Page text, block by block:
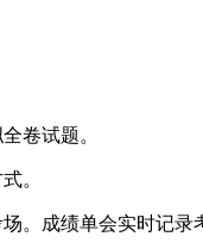
卷试题。
。
。成绩单会实时记录